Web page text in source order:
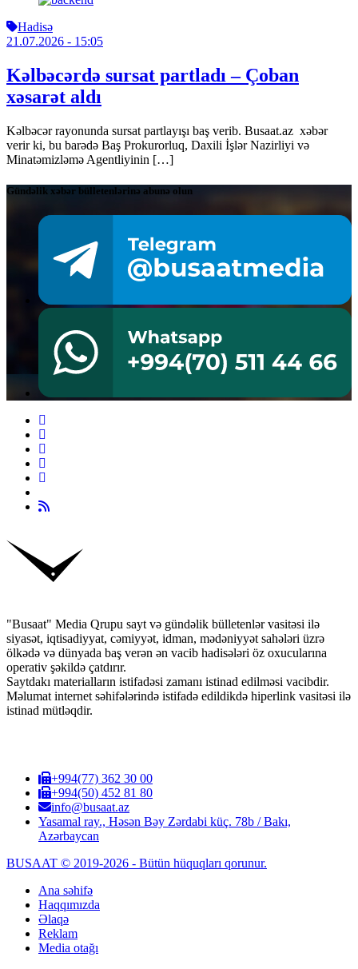
Hadisə
21.07.2026 - 15:05
Kəlbəcərdə sursat partladı – Çoban
xəsarət aldı
Kəlbəcər rayonunda sursat partlayışı baş verib. Busaat.az xəbər
verir ki, bu barədə Baş Prokurorluq, Daxili İşlər Nazirliyi və
Minatəmizləmə Agentliyinin […]
Gündəlik xəbər bülletenlərinə abunə olun
"Busaat" Media Qrupu sayt və gündəlik bülletenlər vasitəsi ilə
siyasət, iqtisadiyyat, cəmiyyət, idman, mədəniyyət sahələri üzrə
ölkədə və dünyada baş verən ən vacib hadisələri öz oxucularına
operativ şəkildə çatdırır.
Saytdakı materialların istifadəsi zamanı istinad edilməsi vacibdir.
Məlumat internet səhifələrində istifadə edildikdə hiperlink vasitəsi ilə
istinad mütləqdir.
+994(77) 362 30 00
+994(50) 452 81 80
info@busaat.az
Yasamal ray., Həsən Bəy Zərdabi küç. 78b / Bakı,
Azərbaycan
BUSAAT © 2019-2026 - Bütün hüquqları qorunur.
Ana səhifə
Haqqımızda
Əlaqə
Reklam
Media otağı